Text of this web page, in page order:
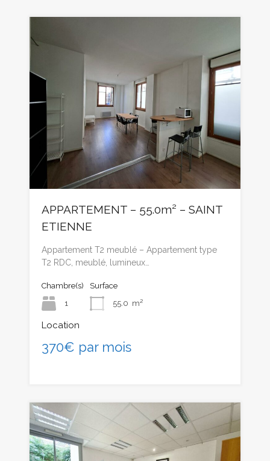
APPARTEMENT – 55.0m² – SAINT
ETIENNE
Appartement T2 meublé – Appartement type
T2 RDC, meublé, lumineux…
Chambre(s)
1
Surface
55.0 m²
Location
370€ par mois